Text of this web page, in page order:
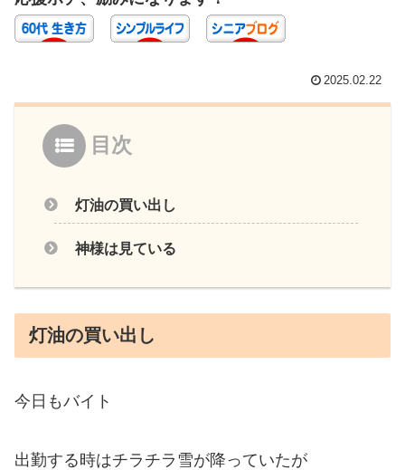
2025.02.22
目次
灯油の買い出し
神様は見ている
灯油の買い出し
今日もバイト
出勤する時はチラチラ雪が降っていたが